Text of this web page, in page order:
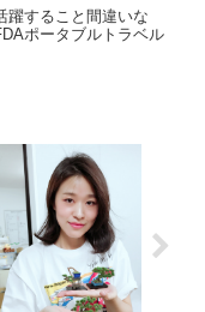
躍すること間違いな
ポータブルトラベル